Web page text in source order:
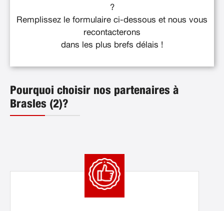
?
Remplissez le formulaire ci-dessous et nous vous
recontacterons
dans les plus brefs délais !
Pourquoi choisir nos partenaires à
Brasles (2)?